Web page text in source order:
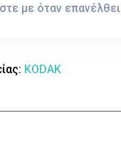
με όταν επανέλθει
KODAK